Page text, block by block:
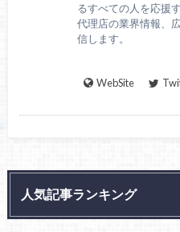
るすべての人を応援
代理店の業界情報、
信します。
WebSite
人気記事ランキング